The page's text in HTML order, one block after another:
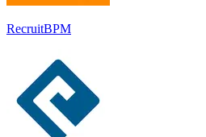
RecruitBPM